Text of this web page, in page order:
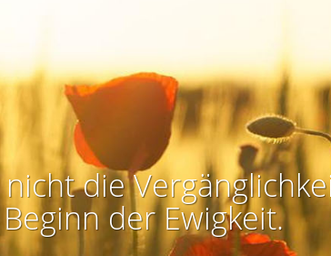
die
der Ewigkeit.